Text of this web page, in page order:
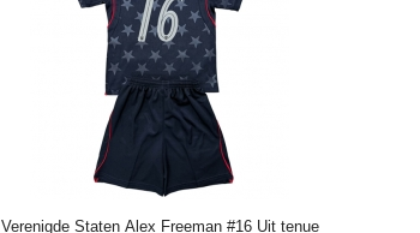
Verenigde Staten Alex Freeman #16 Uit tenue